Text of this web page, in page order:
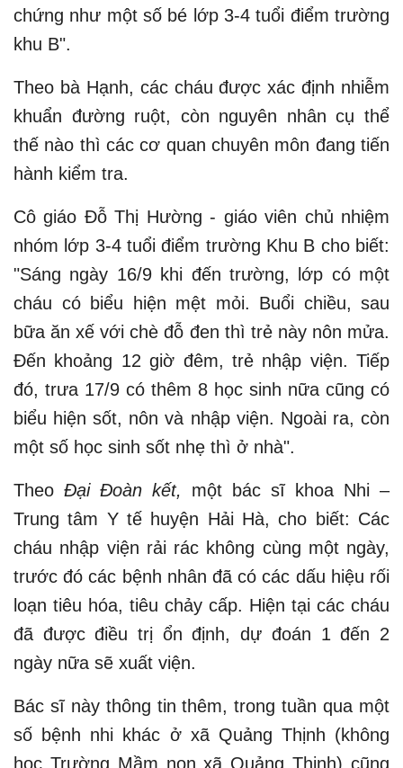
chứng như một số bé lớp 3-4 tuổi điểm trường
khu B".
Theo bà Hạnh, các cháu được xác định nhiễm
khuẩn đường ruột, còn nguyên nhân cụ thể
thế nào thì các cơ quan chuyên môn đang tiến
hành kiểm tra.
Cô giáo Đỗ Thị Hường - giáo viên chủ nhiệm
nhóm lớp 3-4 tuổi điểm trường Khu B cho biết:
"Sáng ngày 16/9 khi đến trường, lớp có một
cháu có biểu hiện mệt mỏi. Buổi chiều, sau
bữa ăn xế với chè đỗ đen thì trẻ này nôn mửa.
Đến khoảng 12 giờ đêm, trẻ nhập viện. Tiếp
đó, trưa 17/9 có thêm 8 học sinh nữa cũng có
biểu hiện sốt, nôn và nhập viện. Ngoài ra, còn
một số học sinh sốt nhẹ thì ở nhà".
Theo Đại Đoàn kết, một bác sĩ khoa Nhi –
Trung tâm Y tế huyện Hải Hà, cho biết: Các
cháu nhập viện rải rác không cùng một ngày,
trước đó các bệnh nhân đã có các dấu hiệu rối
loạn tiêu hóa, tiêu chảy cấp. Hiện tại các cháu
đã được điều trị ổn định, dự đoán 1 đến 2
ngày nữa sẽ xuất viện.
Bác sĩ này thông tin thêm, trong tuần qua một
số bệnh nhi khác ở xã Quảng Thịnh (không
học Trường Mầm non xã Quảng Thịnh) cũng